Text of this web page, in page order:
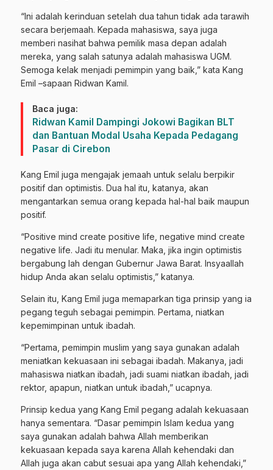
“Ini adalah kerinduan setelah dua tahun tidak ada tarawih
secara berjemaah. Kepada mahasiswa, saya juga
memberi nasihat bahwa pemilik masa depan adalah
mereka, yang salah satunya adalah mahasiswa UGM.
Semoga kelak menjadi pemimpin yang baik,” kata Kang
Emil –sapaan Ridwan Kamil.
Baca juga:
Ridwan Kamil Dampingi Jokowi Bagikan BLT
dan Bantuan Modal Usaha Kepada Pedagang
Pasar di Cirebon
Kang Emil juga mengajak jemaah untuk selalu berpikir
positif dan optimistis. Dua hal itu, katanya, akan
mengantarkan semua orang kepada hal-hal baik maupun
positif.
“Positive mind create positive life, negative mind create
negative life. Jadi itu menular. Maka, jika ingin optimistis
bergabung lah dengan Gubernur Jawa Barat. Insyaallah
hidup Anda akan selalu optimistis,” katanya.
Selain itu, Kang Emil juga memaparkan tiga prinsip yang ia
pegang teguh sebagai pemimpin. Pertama, niatkan
kepemimpinan untuk ibadah.
“Pertama, pemimpin muslim yang saya gunakan adalah
meniatkan kekuasaan ini sebagai ibadah. Makanya, jadi
mahasiswa niatkan ibadah, jadi suami niatkan ibadah, jadi
rektor, apapun, niatkan untuk ibadah,” ucapnya.
Prinsip kedua yang Kang Emil pegang adalah kekuasaan
hanya sementara. “Dasar pemimpin Islam kedua yang
saya gunakan adalah bahwa Allah memberikan
kekuasaan kepada saya karena Allah kehendaki dan
Allah juga akan cabut sesuai apa yang Allah kehendaki,”